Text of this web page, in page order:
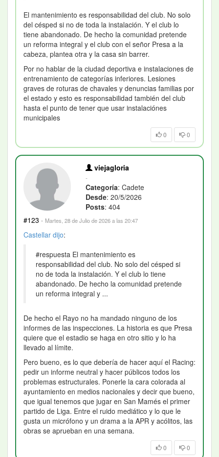
El mantenimiento es responsabilidad del club. No solo
del césped si no de toda la instalación. Y el club lo
tiene abandonado. De hecho la comunidad pretende
un reforma integral y el club con el señor Presa a la
cabeza, plantea otra y la casa sin barrer.
Por no hablar de la ciudad deportiva e instalaciones de
entrenamiento de categorías inferiores. Lesiones
graves de roturas de chavales y denuncias familias por
el estado y esto es responsabilidad también del club
hasta el punto de tener que usar instalaciónes
municipales
0 0
viejagloria
-
Categoría: Cadete
Desde: 20/5/2026
Posts: 404
#123 · Martes, 28 de Julio de 2026 a las 20:47
Castellar dijo:
#respuesta El mantenimiento es
responsabilidad del club. No solo del césped si
no de toda la instalación. Y el club lo tiene
abandonado. De hecho la comunidad pretende
un reforma integral y ...
De hecho el Rayo no ha mandado ninguno de los
informes de las inspecciones. La historia es que Presa
quiere que el estadio se haga en otro sitio y lo ha
llevado al límite.
Pero bueno, es lo que debería de hacer aquí el Racing:
pedir un informe neutral y hacer públicos todos los
problemas estructurales. Ponerle la cara colorada al
ayuntamiento en medios nacionales y decir que bueno,
que igual tenemos que jugar en San Mamés el primer
partido de Liga. Entre el ruido mediático y lo que le
gusta un micrófono y un drama a la APR y acólitos, las
obras se aprueban en una semana.
0 0